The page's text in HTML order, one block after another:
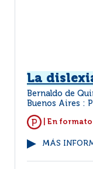
La
Bernaldo de
Buenos Aires :
| En
MÁS